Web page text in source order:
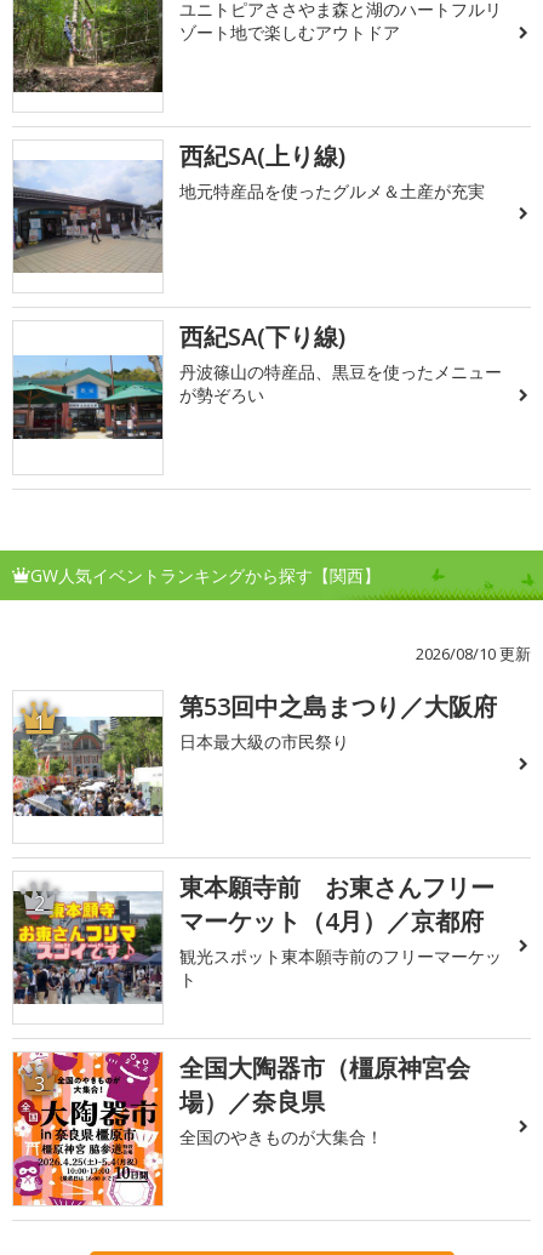
ユニトピアささやま森と湖のハートフルリ
ゾート地で楽しむアウトドア
西紀SA(上り線)
地元特産品を使ったグルメ＆土産が充実
西紀SA(下り線)
丹波篠山の特産品、黒豆を使ったメニュー
が勢ぞろい
GW人気イベントランキングから探す【関西】
2026/08/10 更新
1 第53回中之島まつり／大阪府
日本最大級の市民祭り
2
東本願寺前 お東さんフリー
マーケット（4月）／京都府
観光スポット東本願寺前のフリーマーケッ
ト
3
全国大陶器市（橿原神宮会
場）／奈良県
全国のやきものが大集合！